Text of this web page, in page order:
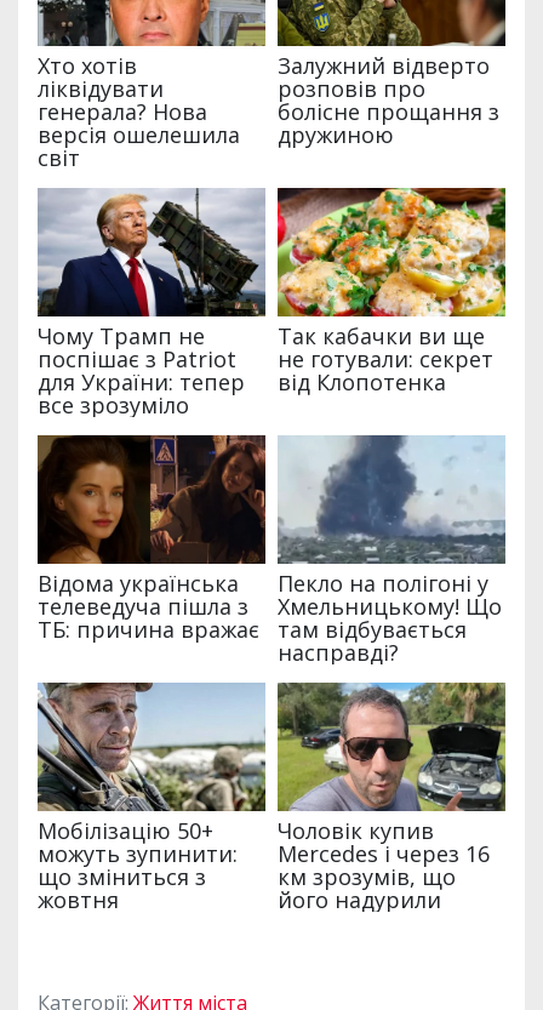
Категорії: Життя міста